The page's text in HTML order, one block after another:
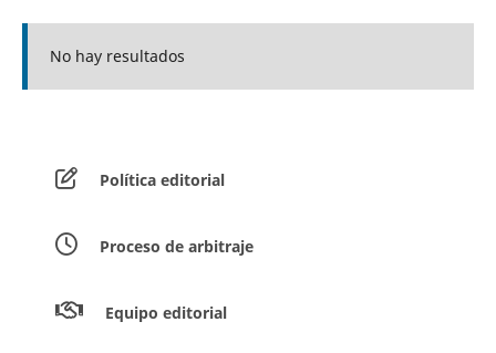
No hay resultados
Política editorial
Proceso de arbitraje
Equipo editorial